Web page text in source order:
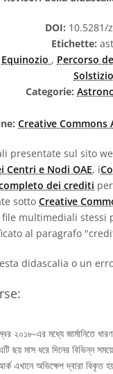
DOI: 10.5281/
Etichette:
Equinozio , Percorso
Categorie:
Creative Commons
presentate sul sito
Centri e Nodi OAE, i
dei crediti
sotto Creative
multimediali
al paragrafo
didascalia o un
২০১৮-এর মধ্যে জার্মানিতে
ছয় মাস ধরে দিনের বিভিন্ন
আর্ক এখানে অভিক্ষেপ দ্বারা